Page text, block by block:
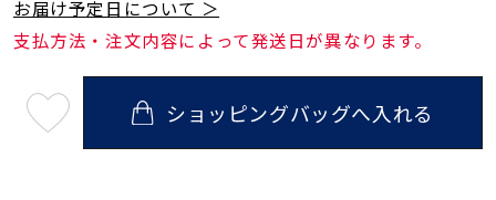
お届け予定日について ＞
支払方法・注文内容によって発送日が異なります。
08
ショッピングバッグへ入れる